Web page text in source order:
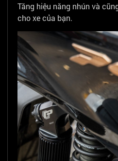
Tăng hiệu năng nhún và
cho xe của bạn.